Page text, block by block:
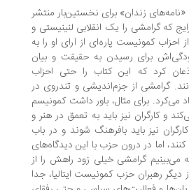
«نامه‌های زندان» برای نخستین‌بار منتشر
را یک انقلابی لنینیستی و
پاره‌ای از آرای او را به
رسیدن به حقیقت و بیان
که این کتاب را حتی احزاب
از جزم‌اندیشی و تندروی در
برای مثال، باور داشت کمونیسم
نیز باید به تعمق در هنر و
باید بافرهنگ شوند و در باب
در درون حزب با این دیدگاه‌های
گرامشی خیلی زود راهش را از
حزب کمونیست ایتالیا، جدا